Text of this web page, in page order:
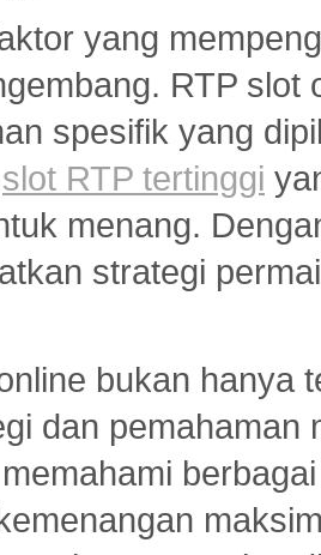
yang
RTP
spesifik yang
slot RTP tertinggi
menang.
strategi
bukan hanya
dan